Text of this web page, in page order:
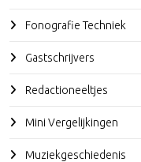
Fonografie Techniek
Gastschrijvers
Redactioneeltjes
Mini Vergelijkingen
Muziekgeschiedenis